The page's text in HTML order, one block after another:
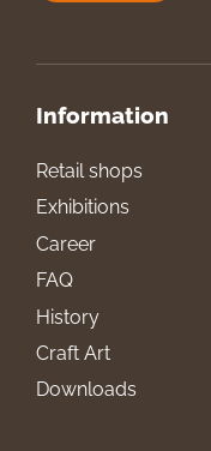
Information
Retail shops
Exhibitions
Career
FAQ
History
Craft Art
Downloads